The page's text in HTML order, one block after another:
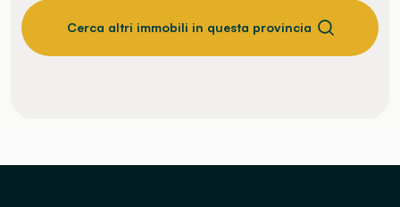
Cerca altri immobili in questa provincia